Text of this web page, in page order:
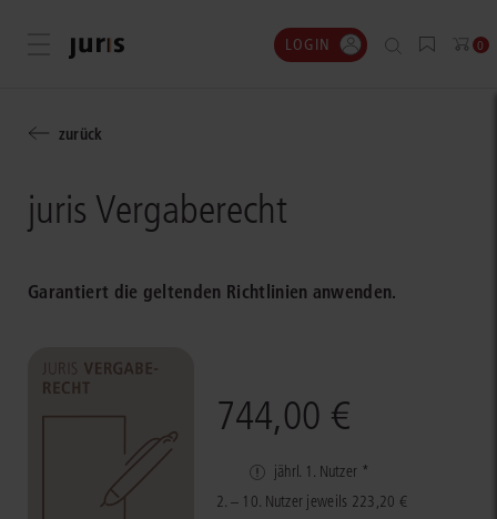
Menü öffnen LOGIN 0
zurück
juris Vergaberecht
Garantiert die geltenden Richtlinien anwenden.
744,00 €
jährl. 1. Nutzer *
2. – 10. Nutzer jeweils 223,20 €